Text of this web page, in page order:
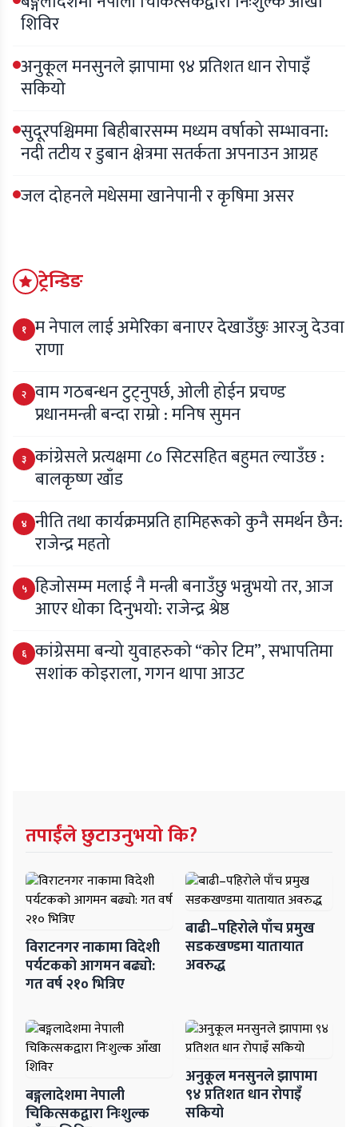
शिविर
अनुकूल मनसुनले झापामा ९४ प्रतिशत धान रोपाइँ
सकियो
सुदूरपश्चिममा बिहीबारसम्म मध्यम वर्षाको सम्भावना:
नदी तटीय र डुबान क्षेत्रमा सतर्कता अपनाउन आग्रह
जल दोहनले मधेसमा खानेपानी र कृषिमा असर
ट्रेन्डिङ
१ म नेपाल लाई अमेरिका बनाएर देखाउँछुः आरजु देउवा
राणा
२ वाम गठबन्धन टुट्नुपर्छ, ओली होईन प्रचण्ड
प्रधानमन्त्री बन्दा राम्रो : मनिष सुमन
३ कांग्रेसले प्रत्यक्षमा ८० सिटसहित बहुमत ल्याउँछ :
बालकृष्ण खाँड
४ नीति तथा कार्यक्रमप्रति हामिहरूकाे कुनै समर्थन छैन:
राजेन्द्र महतो
५ हिजोसम्म मलाई नै मन्त्री बनाउँछु भन्नुभयो तर, आज
आएर धोका दिनुभयो: राजेन्द्र श्रेष्ठ
६ कांग्रेसमा बन्यो युवाहरुको “कोर टिम”, सभापतिमा
सशांक कोइराला, गगन थापा आउट
तपाईंले छुटाउनुभयो कि?
विराटनगर नाकामा विदेशी
पर्यटकको आगमन बढ्यो:
गत वर्ष २१० भित्रिए
बाढी–पहिरोले पाँच प्रमुख
सडकखण्डमा यातायात
अवरुद्ध
बङ्गलादेशमा नेपाली
चिकित्सकद्वारा निःशुल्क
अनुकूल मनसुनले झापामा
९४ प्रतिशत धान रोपाइँ
सकियो